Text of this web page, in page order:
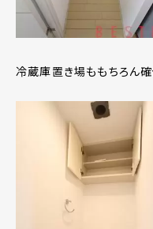
冷蔵庫置き場ももちろん確